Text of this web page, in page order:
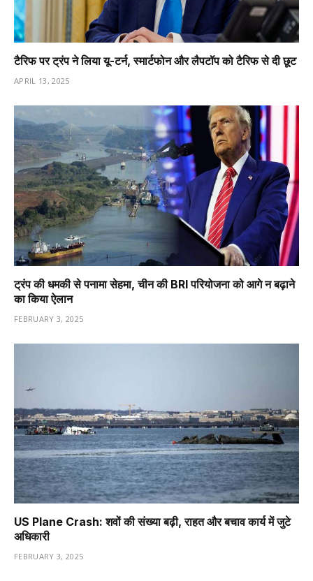
टैरिफ पर ट्रंप ने लिया यू-टर्न, स्मार्टफोन और लैपटॉप को टैरिफ से दी छूट
APRIL 13, 2025
ट्रंप की धमकी से पनामा सेहमा, चीन की BRI परियोजना को आगे न बढ़ाने
का किया ऐलान
FEBRUARY 3, 2025
US Plane Crash: शवों की संख्या बढ़ी, राहत और बचाव कार्य में जुटे
अधिकारी
FEBRUARY 3, 2025